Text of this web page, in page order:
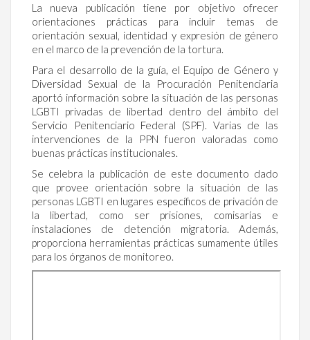
La nueva publicación tiene por objetivo ofrecer
orientaciones prácticas para incluir temas de
orientación sexual, identidad y expresión de género
en el marco de la prevención de la tortura.
Para el desarrollo de la guía, el Equipo de Género y
Diversidad Sexual de la Procuración Penitenciaria
aportó información sobre la situación de las personas
LGBTI privadas de libertad dentro del ámbito del
Servicio Penitenciario Federal (SPF). Varias de las
intervenciones de la PPN fueron valoradas como
buenas prácticas institucionales.
Se celebra la publicación de este documento dado
que provee orientación sobre la situación de las
personas LGBTI en lugares específicos de privación de
la libertad, como ser prisiones, comisarías e
instalaciones de detención migratoria. Además,
proporciona herramientas prácticas sumamente útiles
para los órganos de monitoreo.